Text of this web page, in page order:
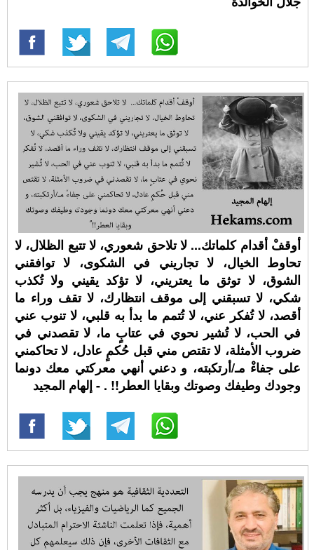
أوقفْ أقدام كلماتك... لا تلاحق شعوري، لا تتبع الظلال، لا
تحاوط الخيال، لا تجاريني في الشكوى، لا توافقني
الشوق، لا توثق ما يعتريني، لا تؤكد يقيني ولا تُكذب
شكي، لا تسبقني إلى موقف انتظارك، لا تقف وراء ما
أقصد، لا تُفكر عني، لا تُتمم ما بدأ به قلبي، لا تنوب عني
في الحب، لا تُشير نحوي في عتابٍ ما، لا تقصدني في
ضروب الأمثلة، لا تقتص مني قبل حُكمٍ عادل، لا تحاكمني
على جفاءْ مـ/أرتكبته، و دعني أنهي معركتي معك دونما
وجودك وطيفك وصوتك وبقايا العطر!! ⁧‫. - إلهام المجيد